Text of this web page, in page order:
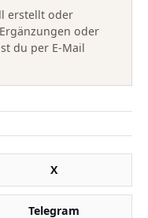
erstellt oder
oder
du per E-Mail
X
Telegram